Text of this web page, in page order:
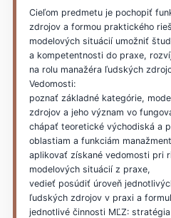
Cieľom predmetu je pochopiť
zdrojov a formou praktického
modelových situácií umožniť
a kompetentnosti do praxe,
na rolu manažéra ľudských
Vedomosti:
poznať základné kategórie,
zdrojov a jeho význam vo
chápať teoretické východiská a
oblastiam a funkciám
aplikovať získané vedomosti pri
modelových situácií z praxe,
vedieť posúdiť úroveň
ľudských zdrojov v praxi a
jednotlivé činnosti MĽZ: